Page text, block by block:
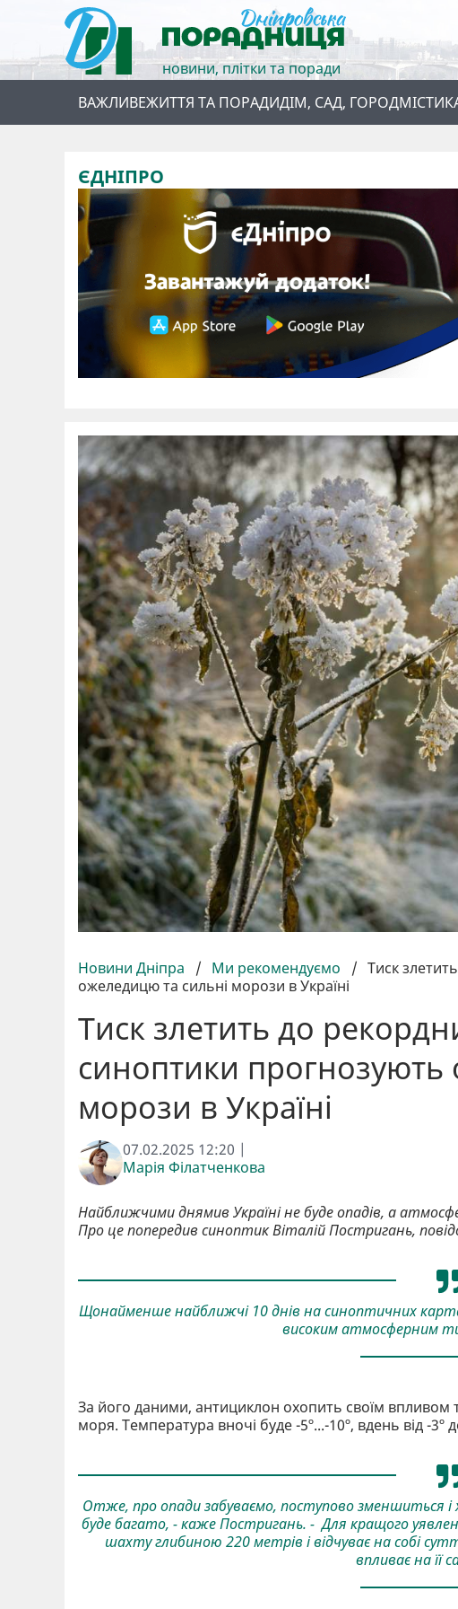
новини, плітки та поради
ВАЖЛИВЕЖИТТЯ ТА ПОРАДИДІМ, САД, ГОРОД
ЄДНІПРО
Новини Дніпра / Ми рекомендуємо / Тиск
ожеледицю та сильні морози в Україні
Тиск злетить до
синоптики
морози в Україні
07.02.2025 12:20 |
Марія Філатченкова
Найближчими днямив Україні не буде опадів, а
Про це попередив синоптик Віталій Постригань,
Щонайменше найближчі 10 днів на синоптичних
високим атмосферним
За його даними, антициклон охопить своїм впливом
моря. Температура вночі буде -5º...-10º, вдень від -
Отже, про опади забуваємо, поступово зменшиться і
буде багато, - каже Постригань. - Для кращого
шахту глибиною 220 метрів і відчуває на собі
впливає на її